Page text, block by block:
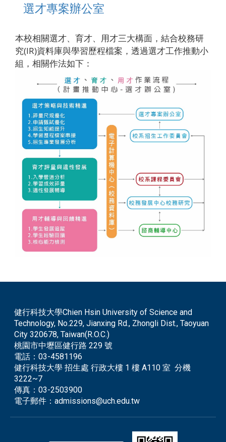
選才專案辦公室
本校相關選才、育才、用才三大構面，結合校務研
究(IR)資料庫與學習歷程檔案，透過選才工作推動小
組，相關作法如下：
健行科技大學Chien Hsin University of Science and
Technology, No.229, Jianxing Rd., Zhongli Dist., Taoyuan
City 320678, Taiwan(R.O.C.)
桃園市中壢區健行路 229 號
電話：03-4581196
健行科技大學 招生處 行政大樓 1 樓 A110 室 分機
3222~7
傳真：03-2503900
電子郵件：admissions@uch.edu.tw